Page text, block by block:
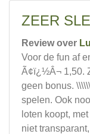
ZEER
Review over
Voor de fun af
Ã¢ï¿½Â¬ 1,50.
geen bonus.
spelen. Ook
loten koopt,
niet